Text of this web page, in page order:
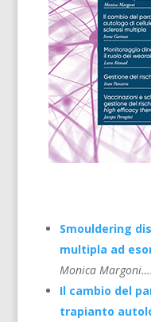
Smouldering
multipla ad
Monica
Il cambio del
trapianto